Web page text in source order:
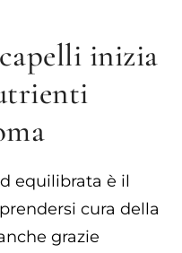
inizia
equilibrata è il
cura della
grazie